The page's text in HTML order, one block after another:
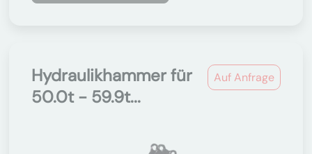
Auf Anfrage
Hydraulikhammer für
50.0t - 59.9t...